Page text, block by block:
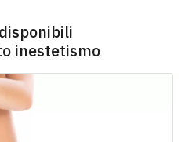
inestetismo